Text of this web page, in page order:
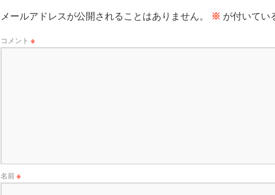
メールアドレスが公開されることはありません。 ※ が付いてい
コメント ※
名前※